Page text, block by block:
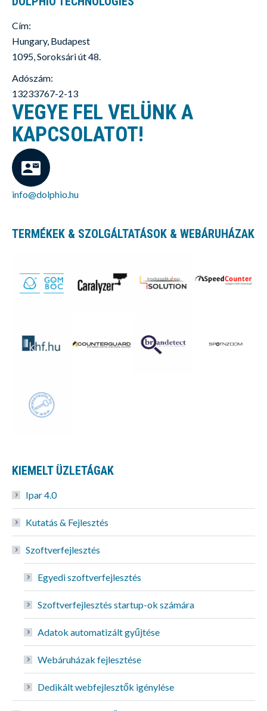
Cím:
Hungary, Budapest
1095, Soroksári út 48.
Adószám:
13233767-2-13
VEGYE FEL VELÜNK A
KAPCSOLATOT!
info@dolphio.hu
TERMÉKEK & SZOLGÁLTATÁSOK & WEBÁRUHÁZAK
KIEMELT ÜZLETÁGAK
Ipar 4.0
Kutatás & Fejlesztés
Szoftverfejlesztés
Egyedi szoftverfejlesztés
Szoftverfejlesztés startup-ok számára
Adatok automatizált gyűjtése
Webáruházak fejlesztése
Dedikált webfejlesztők igénylése